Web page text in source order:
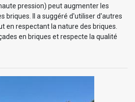
pression) peut augmenter les
briques. Il a suggéré d'utiliser d'autres
en respectant la nature des briques.
en briques et respecte la qualité